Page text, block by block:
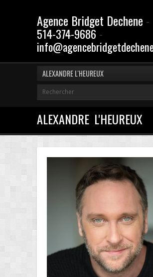
Agence Bridget Dechene -
514-374-9686 -
ALEXANDRE L'HEUREUX
ALEXANDRE L'HEUREUX